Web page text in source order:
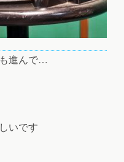
進んで…
いです